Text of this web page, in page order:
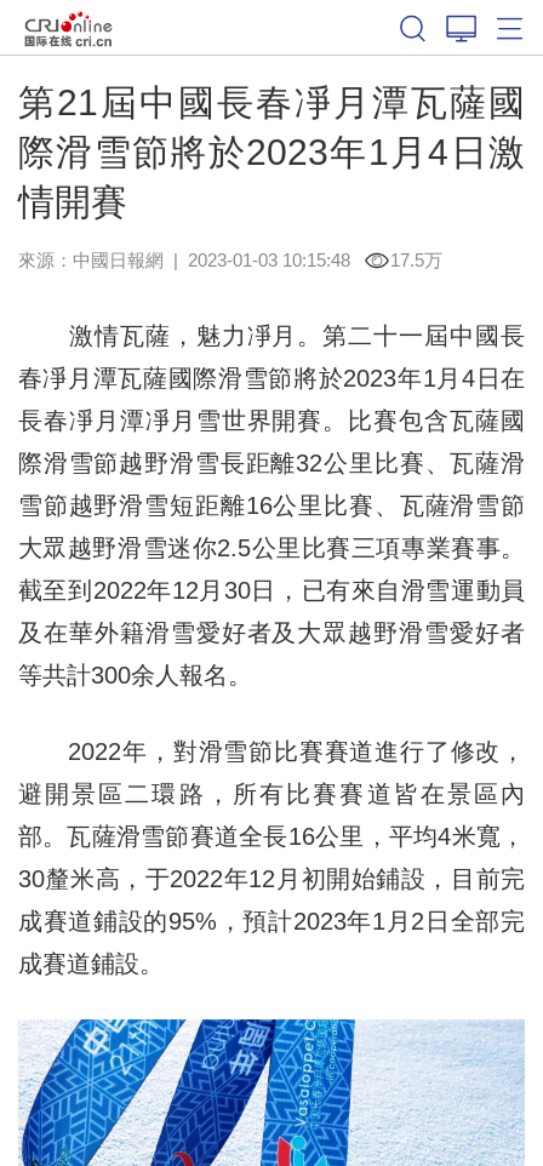
第21屆中國長春凈月潭瓦薩國
際滑雪節將於2023年1月4日激
情開賽
來源： 中國日報網 | 2023-01-03 10:15:48 17.5万
激情瓦薩，魅力凈月。第二十一屆中國長
春凈月潭瓦薩國際滑雪節將於2023年1月4日在
長春凈月潭凈月雪世界開賽。比賽包含瓦薩國
際滑雪節越野滑雪長距離32公里比賽、瓦薩滑
雪節越野滑雪短距離16公里比賽、瓦薩滑雪節
大眾越野滑雪迷你2.5公里比賽三項專業賽事。
截至到2022年12月30日，已有來自滑雪運動員
及在華外籍滑雪愛好者及大眾越野滑雪愛好者
等共計300余人報名。
2022年，對滑雪節比賽賽道進行了修改，
避開景區二環路，所有比賽賽道皆在景區內
部。瓦薩滑雪節賽道全長16公里，平均4米寬，
30釐米高，于2022年12月初開始鋪設，目前完
成賽道鋪設的95%，預計2023年1月2日全部完
成賽道鋪設。